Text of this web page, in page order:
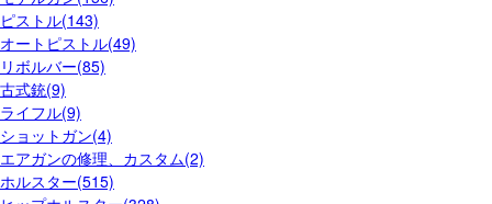
ピストル(143)
オートピストル(49)
リボルバー(85)
古式銃(9)
ライフル(9)
ショットガン(4)
エアガンの修理、カスタム(2)
ホルスター(515)